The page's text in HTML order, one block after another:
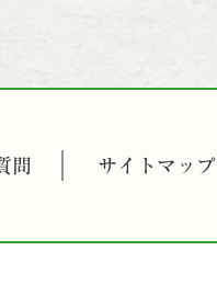
問 サイトマップ